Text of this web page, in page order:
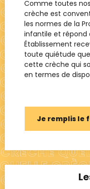
Comme toutes
crèche est
les normes de la
infantile et répond
Établissement
toute quiétude
cette crèche qui
en termes de
Je remplis le